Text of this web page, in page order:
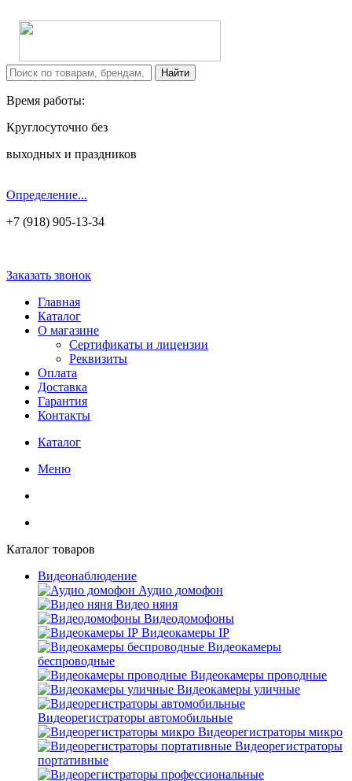
Время работы:
Круглосуточно без
выходных и праздников
Определение...
+7 (918) 905-13-34
Заказать звонок
Главная
Каталог
О магазине
Сертификаты и лицензии
Реквизиты
Оплата
Доставка
Гарантия
Контакты
Каталог
Меню
Каталог товаров
Видеонаблюдение
Аудио домофон
Видео няня
Видеодомофоны
Видеокамеры IP
Видеокамеры
беспроводные
Видеокамеры проводные
Видеокамеры уличные
Видеорегистраторы автомобильные
Видеорегистраторы микро
Видеорегистраторы
портативные